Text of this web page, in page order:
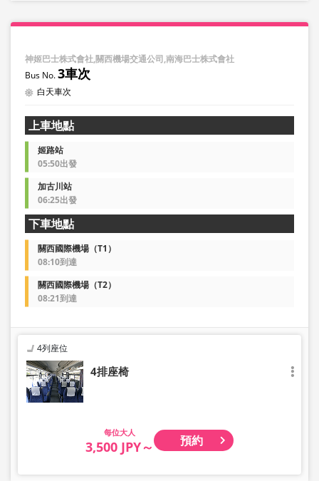
神姬巴士株式會社,關西機場交通公司,南海巴士株式會社
3車次
白天車次
上車地點
姬路站
05:50出發
加古川站
06:25出發
下車地點
關西國際機場（T1）
08:10到達
關西國際機場（T2）
08:21到達
4列座位
4排座椅
大人
3,500 JPY～ 預約